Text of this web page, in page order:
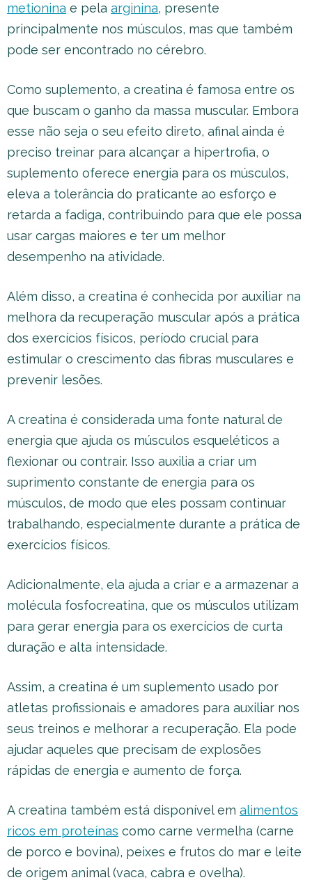
metionina e pela arginina, presente
principalmente nos músculos, mas que também
pode ser encontrado no cérebro.
Como suplemento, a creatina é famosa entre os
que buscam o ganho da massa muscular. Embora
esse não seja o seu efeito direto, afinal ainda é
preciso treinar para alcançar a hipertrofia, o
suplemento oferece energia para os músculos,
eleva a tolerância do praticante ao esforço e
retarda a fadiga, contribuindo para que ele possa
usar cargas maiores e ter um melhor
desempenho na atividade.
Além disso, a creatina é conhecida por auxiliar na
melhora da recuperação muscular após a prática
dos exercícios físicos, período crucial para
estimular o crescimento das fibras musculares e
prevenir lesões.
A creatina é considerada uma fonte natural de
energia que ajuda os músculos esqueléticos a
flexionar ou contrair. Isso auxilia a criar um
suprimento constante de energia para os
músculos, de modo que eles possam continuar
trabalhando, especialmente durante a prática de
exercícios físicos.
Adicionalmente, ela ajuda a criar e a armazenar a
molécula fosfocreatina, que os músculos utilizam
para gerar energia para os exercícios de curta
duração e alta intensidade.
Assim, a creatina é um suplemento usado por
atletas profissionais e amadores para auxiliar nos
seus treinos e melhorar a recuperação. Ela pode
ajudar aqueles que precisam de explosões
rápidas de energia e aumento de força.
A creatina também está disponível em alimentos
ricos em proteínas como carne vermelha (carne
de porco e bovina), peixes e frutos do mar e leite
de origem animal (vaca, cabra e ovelha).